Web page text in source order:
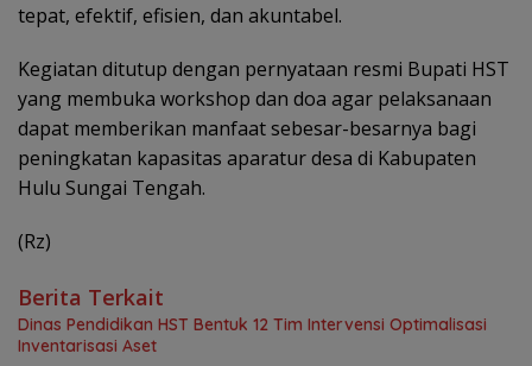
tepat, efektif, efisien, dan akuntabel.
Kegiatan ditutup dengan pernyataan resmi Bupati HST
yang membuka workshop dan doa agar pelaksanaan
dapat memberikan manfaat sebesar-besarnya bagi
peningkatan kapasitas aparatur desa di Kabupaten
Hulu Sungai Tengah.
(Rz)
Berita Terkait
Dinas Pendidikan HST Bentuk 12 Tim Intervensi Optimalisasi
Inventarisasi Aset